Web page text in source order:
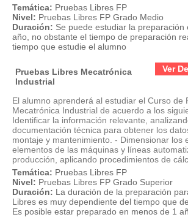
Temática: Pruebas Libres FP
Nivel: Pruebas Libres FP Grado Medio
Duración: Se puede estudiar la preparación
año, no obstante el tiempo de preparación
tiempo que estudie el alumno
Ver
Pruebas Libres Mecatrónica
Industrial
El alumno aprenderá al estudiar el Curso de
Mecatrónica Industrial de acuerdo a los
Identificar la información relevante,
documentación técnica para obtener los
montaje y mantenimiento. - Dimensionar los
elementos de las máquinas y líneas
producción, aplicando procedimientos de
Temática: Pruebas Libres FP
Nivel: Pruebas Libres FP Grado Superior
Duración: La duración de la preparación
Libres es muy dependiente del tiempo que
Es posible estar preparado en menos de 1